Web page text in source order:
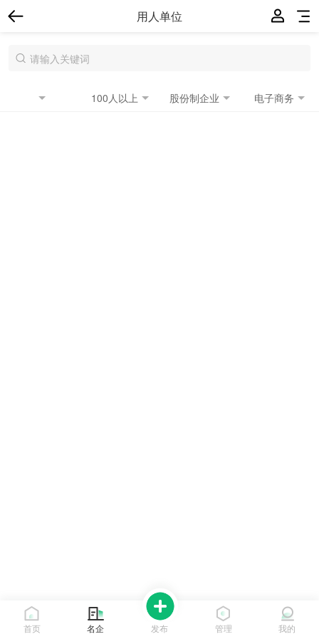
用人单位
100人以上 股份制企业 电子商务
首页 名企 发布 管理 我的